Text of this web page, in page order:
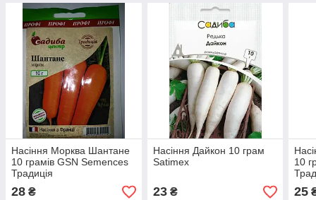
Насіння Морква Шантане
10 грамів GSN Semences
Традиція
28 ₴
Насіння Дайкон 10 грам
Satimex
23₴
10
25